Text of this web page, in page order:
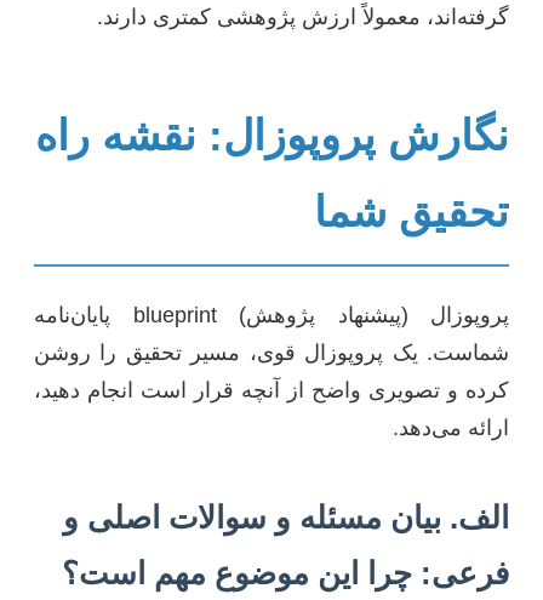
گرفته‌اند، معمولاً ارزش پژوهشی کمتری دارند.
نگارش پروپوزال: نقشه راه
تحقیق شما
پروپوزال (پیشنهاد پژوهش) blueprint پایان‌نامه
شماست. یک پروپوزال قوی، مسیر تحقیق را روشن
کرده و تصویری واضح از آنچه قرار است انجام دهید،
ارائه می‌دهد.
الف. بیان مسئله و سوالات اصلی و
فرعی: چرا این موضوع مهم است؟